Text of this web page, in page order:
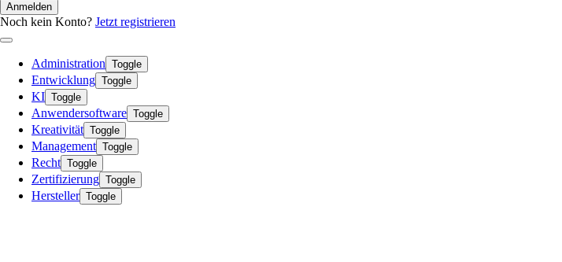
Anmelden
Noch kein Konto? Jetzt registrieren
Administration Toggle
Entwicklung Toggle
KI Toggle
Anwendersoftware Toggle
Kreativität Toggle
Management Toggle
Recht Toggle
Zertifizierung Toggle
Hersteller Toggle